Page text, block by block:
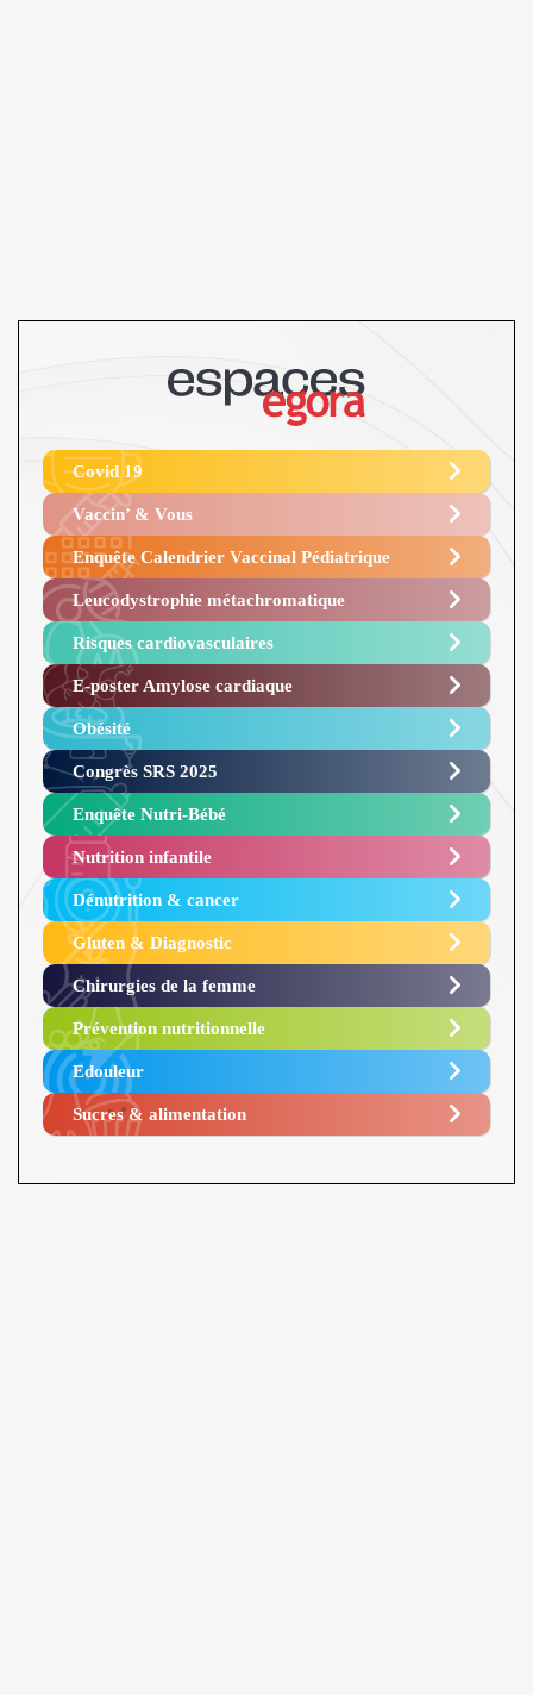
Covid 19
Vaccin’ & Vous
Enquête Calendrier Vaccinal Pédiatrique
Leucodystrophie métachromatique
Risques cardiovasculaires
E-poster Amylose cardiaque ​
Obésité ​
Congrès SRS 2025 ​
Enquête Nutri-Bébé ​
Nutrition infantile
Dénutrition & cancer
Gluten & Diagnostic
Chirurgies de la femme
Prévention nutritionnelle
Edouleur​
Sucres & alimentation​